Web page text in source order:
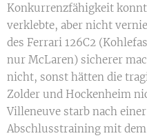
Konkurrenzfähigkeit
verklebte, aber nicht
des Ferrari 126C2
nur McLaren) sicherer
nicht, sonst hätten die
Zolder und Hockenheim
Villeneuve starb nach
Abschlusstraining mit